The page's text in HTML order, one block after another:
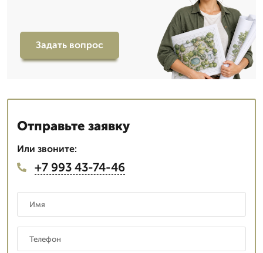
Задать вопрос
Отправьте заявку
Или звоните:
+7 993 43-74-46